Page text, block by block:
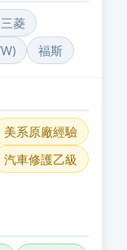
三菱
福斯
美系原廠經驗
汽車修護乙級